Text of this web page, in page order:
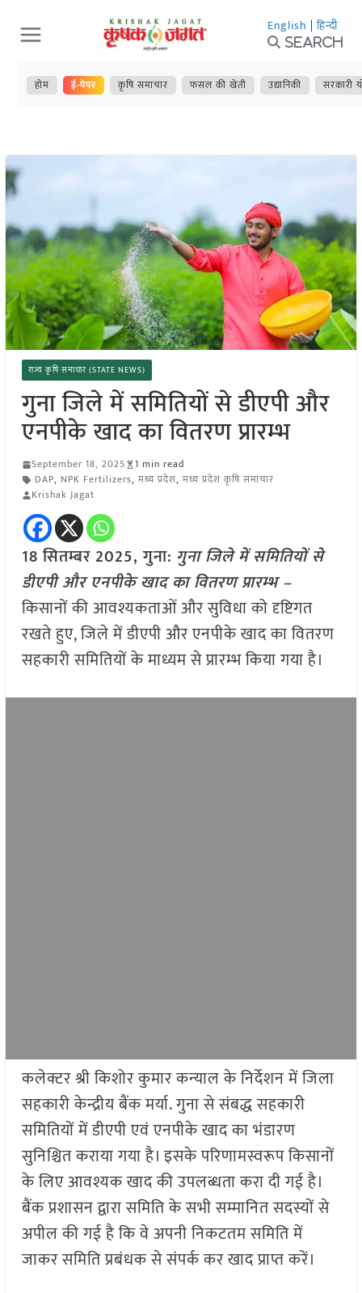
Skip
to
content
English | हिन्दी
Search
होम ई-पेपर कृषि समाचार फसल की खेती उद्यानिकी सरकारी
राज्य कृषि समाचार (STATE NEWS)
गुना जिले में समितियों से डीएपी और
एनपीके खाद का वितरण प्रारम्भ
September 18, 2025
1 min read
DAP, NPK Fertilizers, मध्य प्रदेश, मध्य प्रदेश कृषि समाचार
Krishak Jagat
18 सितम्बर 2025,गुना: गुना जिले में समितियों से
डीएपी और एनपीके खाद का वितरण प्रारम्भ –
किसानों की आवश्यकताओं और सुविधा को दृष्टिगत
रखते हुए, जिले में डीएपी और एनपीके खाद का वितरण
सहकारी समितियों के माध्यम से प्रारम्भ किया गया है।
कलेक्टर श्री किशोर कुमार कन्याल के निर्देशन में जिला
सहकारी केन्द्रीय बैंक मर्या. गुना से संबद्ध सहकारी
समितियों में डीएपी एवं एनपीके खाद का भंडारण
सुनिश्चित कराया गया है। इसके परिणामस्वरूप किसानों
के लिए आवश्यक खाद की उपलब्धता करा दी गई है।
बैंक प्रशासन द्वारा समिति के सभी सम्मानित सदस्यों से
अपील की गई है कि वे अपनी निकटतम समिति में
जाकर समिति प्रबंधक से संपर्क कर खाद प्राप्त करें।